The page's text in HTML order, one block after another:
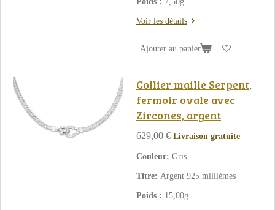
Voir les détails
Ajouter au panier
Collier maille Serpent,
fermoir ovale avec
Zircones, argent
629,00 € Livraison gratuite
Couleur: Gris
Titre: Argent 925 millièmes
Poids : 15,00g